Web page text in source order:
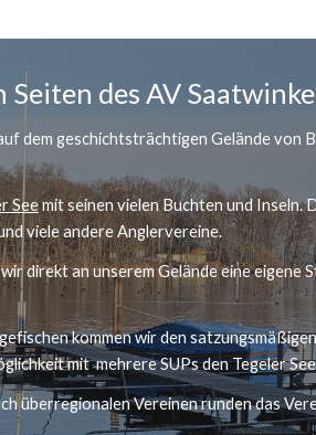
des AV
dem geschichtsträchtigen Gelände
See mit seinen vielen Buchten und Inseln.
viele andere Anglervereine.
direkt an unserem Gelände eine
kommen wir den
mit  mehrere SUPs den Tegeler
überregionalen Vereinen runden das